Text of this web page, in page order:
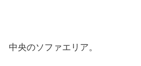
中央のソファエリア。